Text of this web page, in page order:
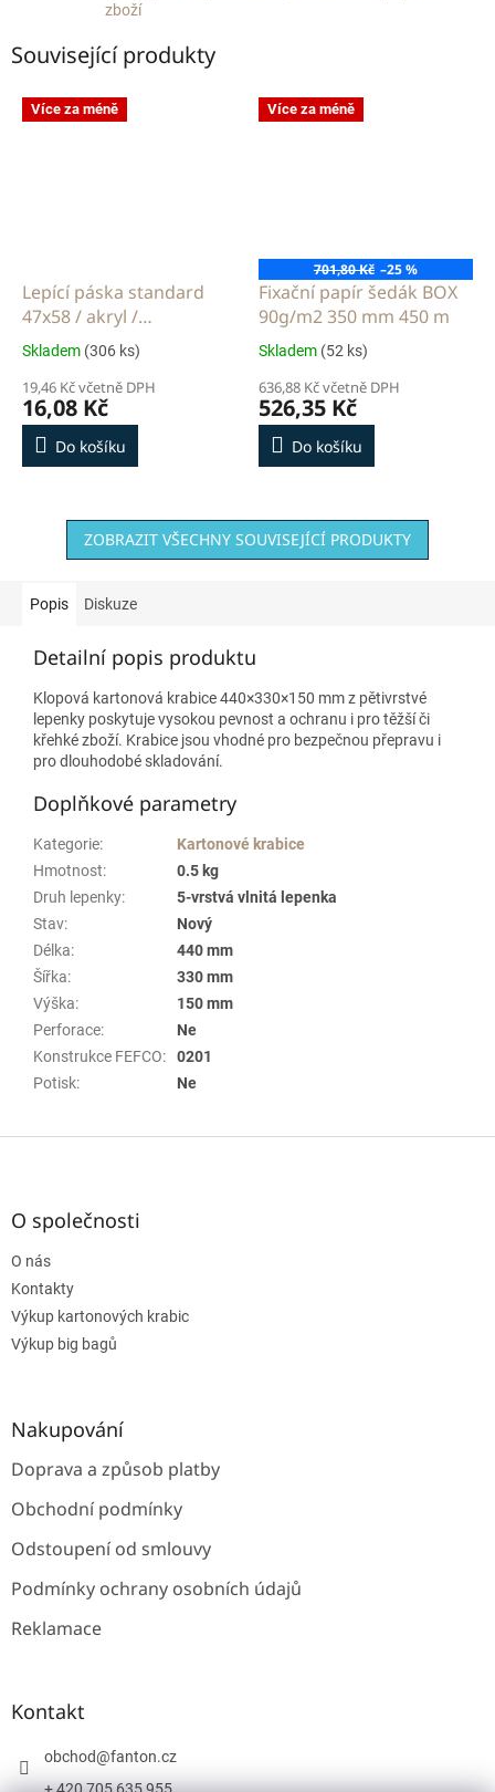
zboží
Související produkty
Více za méně
Lepící páska standard
47x58 / akryl /
transparent
Skladem (306 ks)
19,46 Kč včetně DPH
16,08 Kč
Do košíku
Více za méně
701,80 Kč –25 %
Fixační papír šedák BOX
90g/m2 350 mm 450 m
Skladem (52 ks)
636,88 Kč včetně DPH
526,35 Kč
Do košíku
ZOBRAZIT VŠECHNY SOUVISEJÍCÍ PRODUKTY
Popis Diskuze
Detailní popis produktu
Klopová kartonová krabice 440×330×150 mm z pětivrstvé
lepenky poskytuje vysokou pevnost a ochranu i pro těžší či
křehké zboží. Krabice jsou vhodné pro bezpečnou přepravu i
pro dlouhodobé skladování.
Doplňkové parametry
Kategorie:
Kartonové krabice
Hmotnost:
0.5 kg
Druh lepenky:
5-vrstvá vlnitá lepenka
Stav:
Nový
Délka:
440 mm
Šířka:
330 mm
Výška:
150 mm
Perforace:
Ne
Konstrukce FEFCO:
0201
Potisk: Ne
Z
O společnosti
O nás
Kontakty
Výkup kartonových krabic
Výkup big bagů
Nakupování
Doprava a způsob platby
Obchodní podmínky
Odstoupení od smlouvy
Podmínky ochrany osobních údajů
Reklamace
Kontakt
obchod@fanton.cz